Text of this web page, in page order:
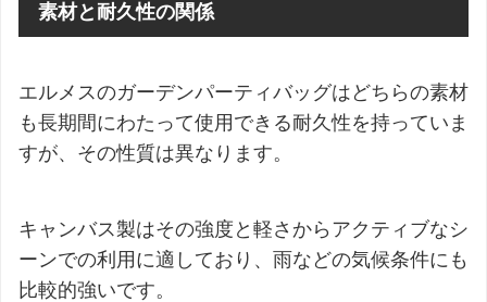
素材と耐久性の関係
エルメスのガーデンパーティバッグはどちらの素材
も長期間にわたって使用できる耐久性を持っていま
すが、その性質は異なります。
キャンバス製はその強度と軽さからアクティブなシ
ーンでの利用に適しており、雨などの気候条件にも
比較的強いです。